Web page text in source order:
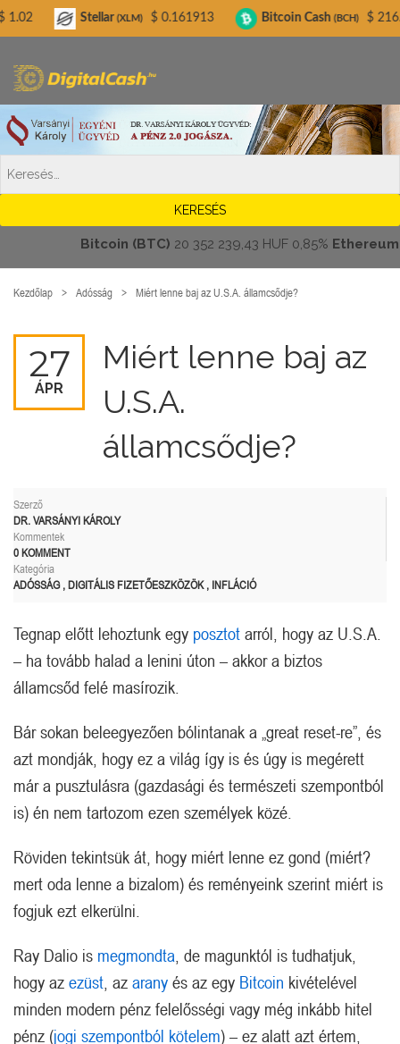
Bitcoin (BTC) 20 352 239,43 HUF0,85% Ethereum (ETH)
Kezdőlap Adósság Miért lenne baj az U.S.A. államcsődje?
27
ÁPR
Miért lenne baj az
U.S.A.
államcsődje?
Szerző
DR. VARSÁNYI KÁROLY
Kommentek
0 KOMMENT
Kategória
ADÓSSÁG, DIGITÁLIS FIZETŐESZKÖZÖK, INFLÁCIÓ
Tegnap előtt lehoztunk egy posztot arról, hogy az U.S.A.
– ha tovább halad a lenini úton – akkor a biztos
államcsőd felé masírozik.
Bár sokan beleegyezően bólintanak a „great reset-re”, és
azt mondják, hogy ez a világ így is és úgy is megérett
már a pusztulásra (gazdasági és természeti szempontból
is) én nem tartozom ezen személyek közé.
Röviden tekintsük át, hogy miért lenne ez gond (miért?
mert oda lenne a bizalom) és reményeink szerint miért is
fogjuk ezt elkerülni.
Ray Dalio is megmondta , de magunktól is tudhatjuk,
hogy az ezüst , az arany és az egy Bitcoin kivételével
minden modern pénz felelősségi vagy még inkább hitel
pénz (jogi szempontból kötelem) – ez alatt azt értem,
(XLM) $ 0.161913 Bitcoin Cash(BCH) $ 216.44
Digitalcash.hu